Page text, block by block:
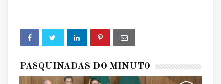
PASQUINADAS DO MINUTO